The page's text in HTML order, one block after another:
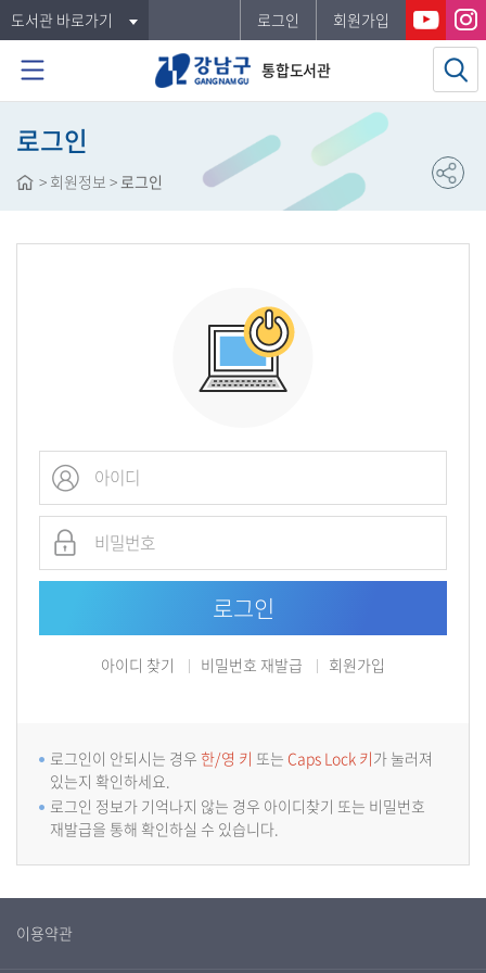
도서관 바로가기 로그인 회원가입
통합도서관
로그인
> 회원정보 >로그인
아이디 찾기 비밀번호 재발급 회원가입
로그인이 안되시는 경우 한/영 키 또는 Caps Lock 키가 눌러져
있는지 확인하세요.
로그인 정보가 기억나지 않는 경우 아이디찾기 또는 비밀번호
재발급을 통해 확인하실 수 있습니다.
이용약관